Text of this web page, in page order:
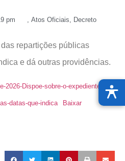
pm , Atos Oficiais, Decreto
repartições públicas
e dá outras providências.
2026-Dispoe-sobre-o-expediente-das-
datas-que-indica Baixar